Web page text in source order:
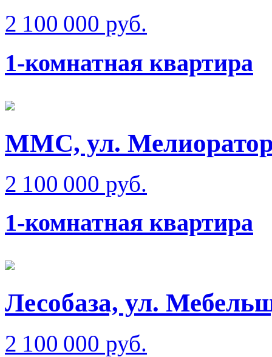
2 100 000 руб.
1-комнатная квартира
ММС, ул.
2 100 000 руб.
1-комнатная квартира
Лесобаза, ул.
2 100 000 руб.